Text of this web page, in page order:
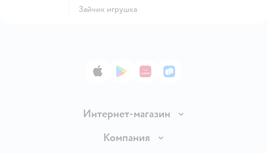
Зайчик игрушка
App StoreGoogle Play
AppGallery
RuStore
Интернет-магазин
Доставка и оплата
Компания